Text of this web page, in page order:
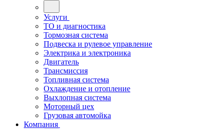
Услуги
ТО и диагностика
Тормозная система
Подвеска и рулевое управление
Электрика и электроника
Двигатель
Трансмиссия
Топливная система
Охлаждение и отопление
Выхлопная система
Моторный цех
Грузовая автомойка
Компания